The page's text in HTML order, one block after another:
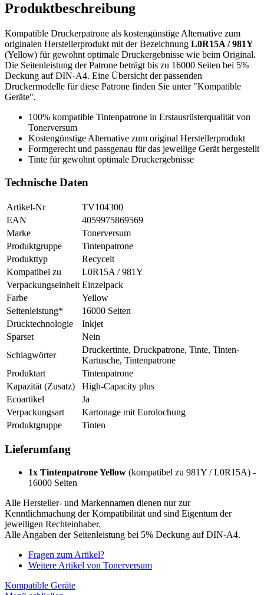
Produktbeschreibung
Kompatible Druckerpatrone als kostengünstige Alternative zum
originalen Herstellerprodukt mit der Bezeichnung L0R15A / 981Y
(Yellow) für gewohnt optimale Druckergebnisse wie beim Original.
Die Seitenleistung der Patrone beträgt bis zu 16000 Seiten bei 5%
Deckung auf DIN-A4. Eine Übersicht der passenden
Druckermodelle für diese Patrone finden Sie unter "Kompatible
Geräte".
100% kompatible Tintenpatrone in Erstausrüsterqualität von
Tonerversum
Kostengünstige Alternative zum original Herstellerprodukt
Formgerecht und passgenau für das jeweilige Gerät hergestellt
Tinte für gewohnt optimale Druckergebnisse
Technische Daten
Artikel-Nr
TV104300
EAN
4059975869569
Marke
Tonerversum
Produktgruppe
Tintenpatrone
Produkttyp
Recycelt
Kompatibel zu
L0R15A / 981Y
Verpackungseinheit Einzelpack
Farbe
Yellow
Seitenleistung*
16000 Seiten
Drucktechnologie
Inkjet
Sparset
Nein
Schlagwörter
Druckertinte, Druckpatrone, Tinte, Tinten-
Kartusche, Tintenpatrone
Produktart
Tintenpatrone
Kapazität (Zusatz)
High-Capacity plus
Ecoartikel
Ja
Verpackungsart
Kartonage mit Eurolochung
Produktgruppe
Tinten
Lieferumfang
1x Tintenpatrone Yellow (kompatibel zu 981Y / L0R15A) -
16000 Seiten
Alle Hersteller- und Markennamen dienen nur zur
Kenntlichmachung der Kompatibilität und sind Eigentum der
jeweiligen Rechteinhaber.
Alle Angaben der Seitenleistung bei 5% Deckung auf DIN-A4.
Fragen zum Artikel?
Weitere Artikel von Tonerversum
Kompatible Geräte